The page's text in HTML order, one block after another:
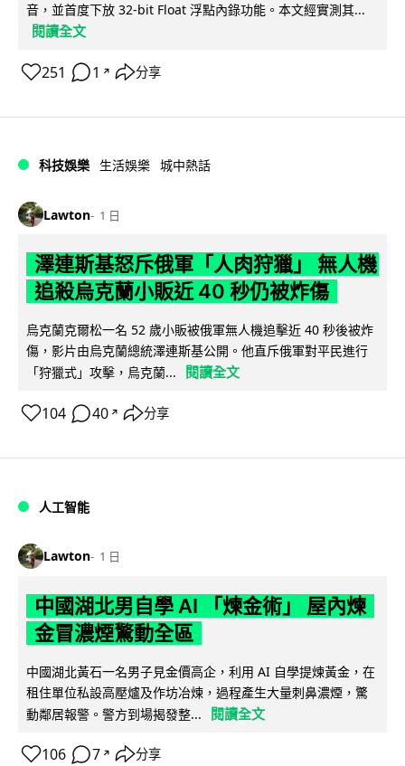
音，並首度下放 32-bit Float 浮點內錄功能。本文經實測其...
閱讀全文
251 1 ↗ 分享
科技娛樂 生活娛樂 城中熱話
Lawton 1 日
澤連斯基怒斥俄軍「人肉狩獵」 無人機
追殺烏克蘭小販近 40 秒仍被炸傷
烏克蘭克爾松一名 52 歲小販被俄軍無人機追擊近 40 秒後被炸
傷，影片由烏克蘭總統澤連斯基公開。他直斥俄軍對平民進行
「狩獵式」攻擊，烏克蘭...
閱讀全文
104 40 ↗ 分享
人工智能
Lawton 1 日
中國湖北男自學 AI 「煉金術」 屋內煉
金冒濃煙驚動全區
中國湖北黃石一名男子見金價高企，利用 AI 自學提煉黃金，在
租住單位私設高壓爐及作坊冶煉，過程產生大量刺鼻濃煙，驚
動鄰居報警。警方到場揭發整...
閱讀全文
106 7 ↗ 分享